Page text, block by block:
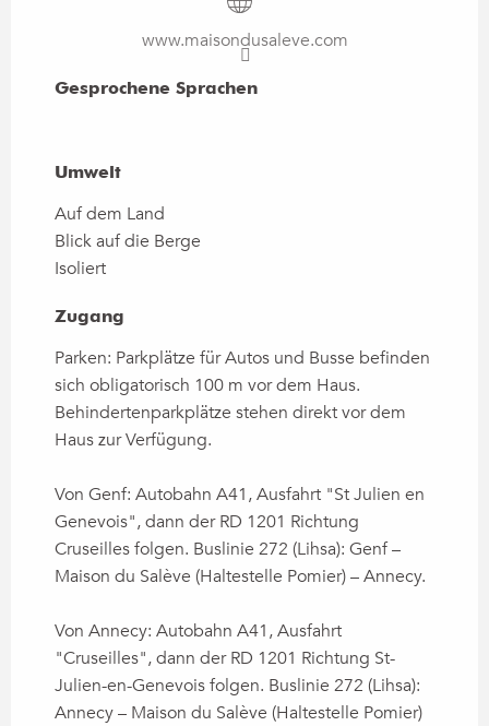
www.maisondusaleve.com
Gesprochene Sprachen
Gesprochene Sprachen
Umwelt
Umwelt
Auf dem Land
Blick auf die Berge
Isoliert
Zugang
Zugang
Parken: Parkplätze für Autos und Busse befinden
sich obligatorisch 100 m vor dem Haus.
Behindertenparkplätze stehen direkt vor dem
Haus zur Verfügung.
Von Genf: Autobahn A41, Ausfahrt "St Julien en
Genevois", dann der RD 1201 Richtung
Cruseilles folgen. Buslinie 272 (Lihsa): Genf –
Maison du Salève (Haltestelle Pomier) – Annecy.
Von Annecy: Autobahn A41, Ausfahrt
"Cruseilles", dann der RD 1201 Richtung St-
Julien-en-Genevois folgen. Buslinie 272 (Lihsa):
Annecy – Maison du Salève (Haltestelle Pomier)